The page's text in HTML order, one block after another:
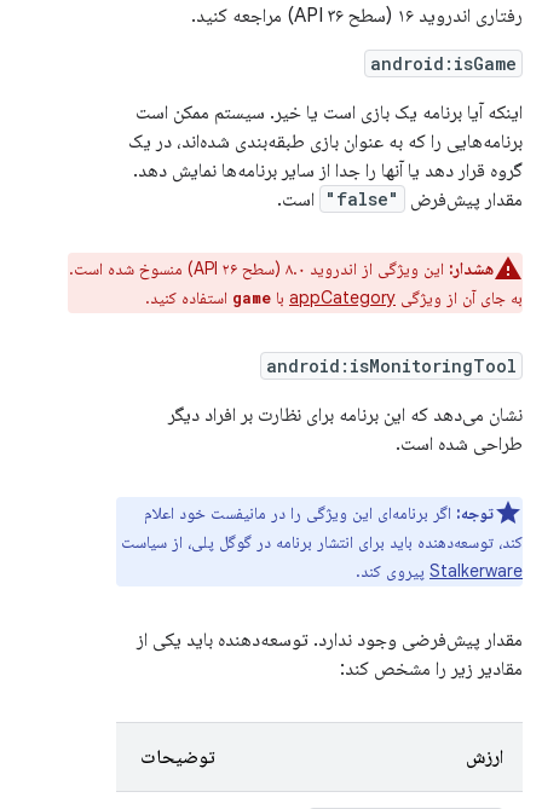
رفتاری اندروید ۱۶ (سطح API ۳۶) مراجعه کنید.
android:isGame
اینکه آیا برنامه یک بازی است یا خیر. سیستم ممکن است
برنامه‌هایی را که به عنوان بازی طبقه‌بندی شده‌اند، در یک
گروه قرار دهد یا آنها را جدا از سایر برنامه‌ها نمایش دهد.
مقدار پیش‌فرض
"false" است.
هشدار:
این ویژگی از اندروید ۸.۰ (سطح API ۲۶) منسوخ شده است.
به جای آن از ویژگی appCategory با game استفاده کنید.
android:isMonitoringTool
نشان می‌دهد که این برنامه برای نظارت بر افراد دیگر
طراحی شده است.
توجه: اگر برنامه‌ای این ویژگی را در مانیفست خود اعلام
کند، توسعه‌دهنده باید برای انتشار برنامه در گوگل پلی، از سیاست
Stalkerware پیروی کند.
مقدار پیش‌فرضی وجود ندارد. توسعه‌دهنده باید یکی از
مقادیر زیر را مشخص کند:
ارزش توضیحات